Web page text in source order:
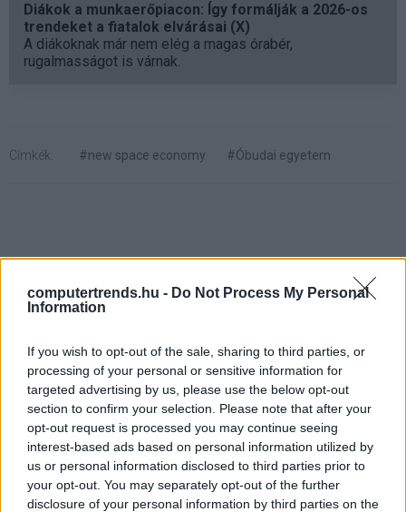
computertrends.hu - Do Not Process My Personal
Information
If you wish to opt-out of the sale, sharing to third parties, or
processing of your personal or sensitive information for
targeted advertising by us, please use the below opt-out
section to confirm your selection. Please note that after your
opt-out request is processed you may continue seeing
interest-based ads based on personal information utilized by
us or personal information disclosed to third parties prior to
your opt-out. You may separately opt-out of the further
disclosure of your personal information by third parties on the
Diákok a munkaerőpiacon: Így formálják a 2026-os
trendeket a fiatalok elvárásai (X)
A diákoknak már nem elég a magas órabér,
rugalmasságot is várnak.
Címkék: #new space economy #Óbudai egyetem
Árbevételi rekord mellett
veszteséggel zárt a 4iG tavaly
ComputerTrends 2025 március 3. 09:17
2024 vége kiemelt időszak volt a
vállalatcsoport stratégiai fejlődésében,
transzformációs programjuk első szakasza
sikerrel lezárult.